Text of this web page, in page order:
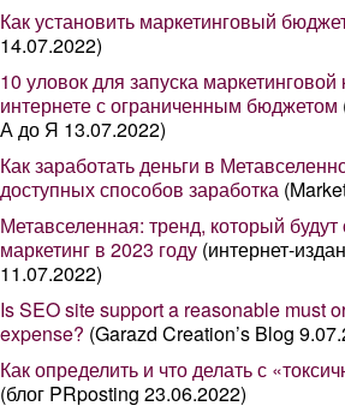
Как установить маркетинговый
14.07.2022)
10 уловок для запуска
интернете с ограниченным бюджетом
А до Я 13.07.2022)
Как заработать деньги в
доступных способов заработка
Метавселенная: тренд, который будут
маркетинг в 2023 году (интернет-
11.07.2022)
Is SEO site support a reasonable must
expense? (Garazd Creation’s Blog
Как определить и что делать с
(блог PRposting 23.06.2022)